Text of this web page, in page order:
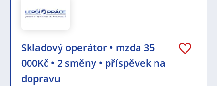
Skladový operátor • mzda 35
000Kč • 2 směny • příspěvek na
dopravu